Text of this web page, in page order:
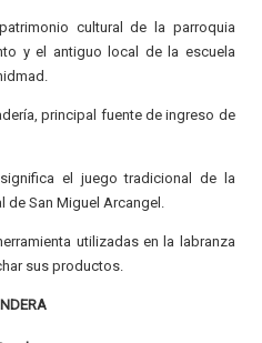
cultural de la parroquia
y el antiguo local de la escuela
principal fuente de ingreso de
el juego tradicional de la
San Miguel Arcangel.
utilizadas en la labranza
sus productos.